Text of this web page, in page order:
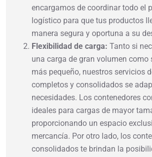
encargamos de coordinar todo el
logístico para que tus productos
manera segura y oportuna a su
Flexibilidad de carga: Tanto si
una carga de gran volumen como
más pequeño, nuestros servicios
completos y consolidados se
necesidades. Los contenedores
ideales para cargas de mayor
proporcionando un espacio
mercancía. Por otro lado, los
consolidados te brindan la